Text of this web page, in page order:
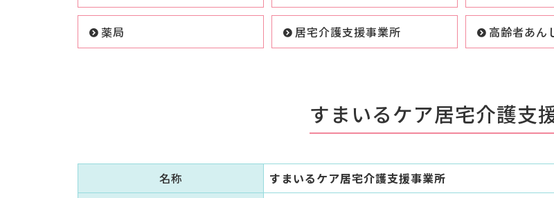
薬局 居宅介護支援事業所 高齢者あん
すまいるケア居宅介護支
名称
すまいるケア居宅介護支援事業所